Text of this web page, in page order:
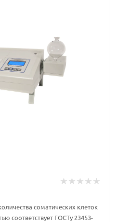
соматических клеток
соответствует ГОСТу 23453-